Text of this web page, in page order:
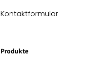
Kontaktformular
Produkte